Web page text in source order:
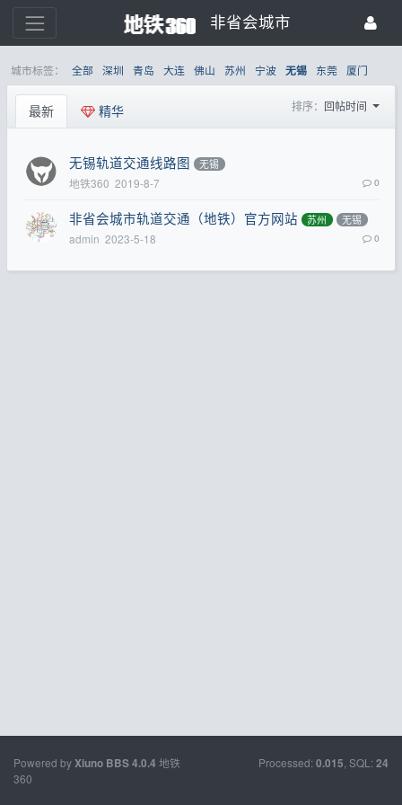
非省会城市
城市标签： 全部 深圳 青岛 大连 佛山 苏州 宁波 无锡 东莞 厦门
最新 精华 排序： 回帖时间
无锡轨道交通线路图 无锡
地铁360 2019-8-7 0
非省会城市轨道交通（地铁）官方网站 苏州 无锡
admin 2023-5-18 0
Powered byXiuno BBS4.0.4 地铁
360
Processed: 0.015 , SQL: 24